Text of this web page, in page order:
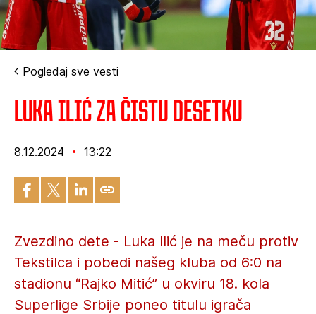
Pogledaj sve vesti
Luka Ilić za čistu desetku
8.12.2024 13:22
Zvezdino dete - Luka Ilić je na meču protiv
Tekstilca i pobedi našeg kluba od 6:0 na
stadionu “Rajko Mitić” u okviru 18. kola
Superlige Srbije poneo titulu igrača